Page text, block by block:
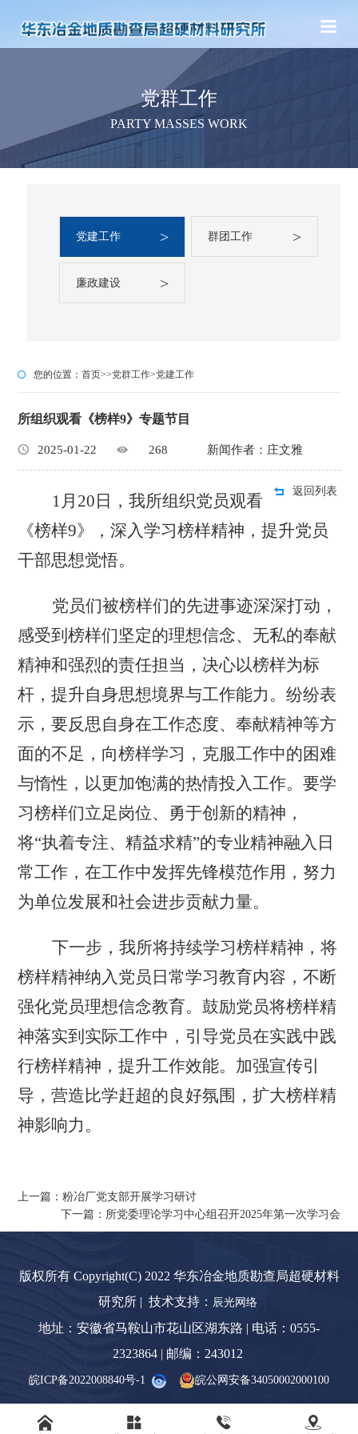
党群工作
PARTY MASSES WORK
党建工作 > 群团工作 >
廉政建设 >
您的位置：首页>>党群工作>党建工作
所组织观看《榜样9》专题节目
2025-01-22 268 新闻作者：庄文雅
返回列表
1月20日，我所组织党员观看
《榜样9》，深入学习榜样精神，提升党员
干部思想觉悟。
党员们被榜样们的先进事迹深深打动，
感受到榜样们坚定的理想信念、无私的奉献
精神和强烈的责任担当，决心以榜样为标
杆，提升自身思想境界与工作能力。纷纷表
示，要反思自身在工作态度、奉献精神等方
面的不足，向榜样学习，克服工作中的困难
与惰性，以更加饱满的热情投入工作。要学
习榜样们立足岗位、勇于创新的精神，
将“执着专注、精益求精”的专业精神融入日
常工作，在工作中发挥先锋模范作用，努力
为单位发展和社会进步贡献力量。
下一步，我所将持续学习榜样精神 ，将
榜样精神纳入党员日常学习教育内容，不断
强化党员理想信念教育。鼓励党员将榜样精
神落实到实际工作中，引导党员在实践中践
行榜样精神，提升工作效能。 加强宣传引
导，营造比学赶超的良好氛围，扩大榜样精
神影响力。
上一篇：粉冶厂党支部开展学习研讨
下一篇：所党委理论学习中心组召开2025年第一次学习会
版权所有 Copyright(C) 2022 华东冶金地质勘查局超硬材料
研究所 | 技术支持： 辰光网络
地址：安徽省马鞍山市花山区湖东路 | 电话：0555-
2323864 | 邮编：243012
皖ICP备2022008840号-1 皖公网安备34050002000100
   